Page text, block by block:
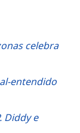
celebra
entendido
Diddy e